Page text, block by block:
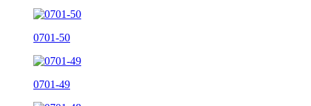
0701-50
0701-49